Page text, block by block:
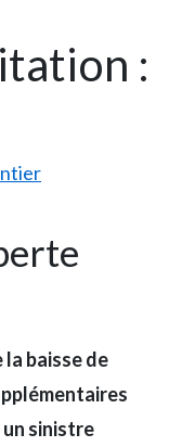
:
baisse de
un sinistre